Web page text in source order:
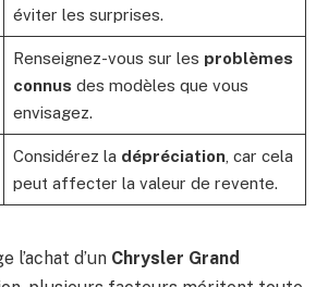
éviter les surprises.
Renseignez-vous sur les problèmes
connus des modèles que vous
envisagez.
Considérez la dépréciation, car cela
peut affecter la valeur de revente.
l’achat d’un Chrysler Grand